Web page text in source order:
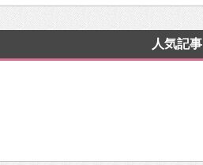
人気記事